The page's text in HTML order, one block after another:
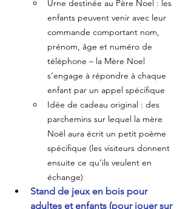
Urne destinée au Père Noel : les
enfants peuvent venir avec leur
commande comportant nom,
prénom, âge et numéro de
téléphone – la Mère Noel
s’engage à répondre à chaque
enfant par un appel spécifique
Idée de cadeau original : des
parchemins sur lequel la mère
Noël aura écrit un petit poème
spécifique (les visiteurs donnent
ensuite ce qu’ils veulent en
échange)
Stand de jeux en bois pour
adultes et enfants (pour jouer sur